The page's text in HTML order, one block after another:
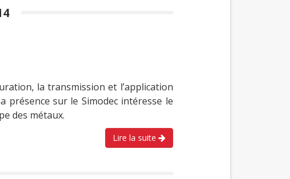
la transmission et l’application
présence sur le Simodec intéresse le
des métaux.
Lire la suite